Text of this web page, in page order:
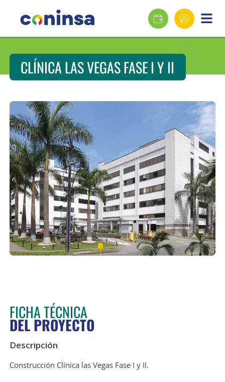
CLÍNICA LAS VEGAS FASE I Y II
FICHA TÉCNICA
DEL PROYECTO
Descripción
Construcción Clínica las Vegas Fase I y II.